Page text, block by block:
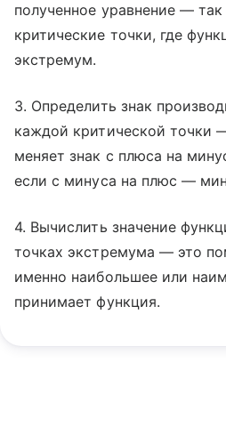
полученное уравнение —
критические точки, где
экстремум.
3. Определить знак
каждой критической точки
меняет знак с плюса на
если с минуса на плюс —
4. Вычислить значение
точках экстремума — это
именно наибольшее или
принимает функция.